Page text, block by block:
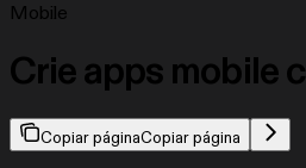
Mobile
Crie apps mobile
Copiar páginaCopiar página